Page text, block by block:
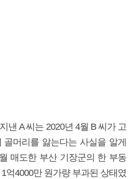
낸 A 씨는 2020년 4월 B 씨가 고
골머리를 앓는다는 사실을 알게
매도한 부산 기장군의 한 부동
억4000만 원가량 부과된 상태였